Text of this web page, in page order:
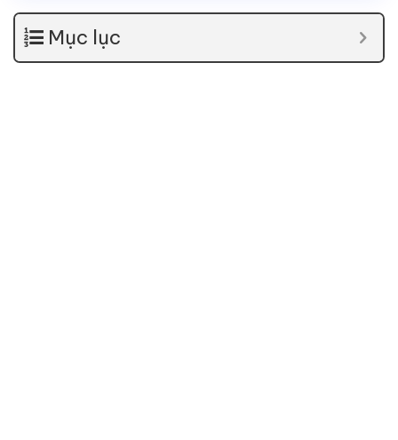
Mục lục